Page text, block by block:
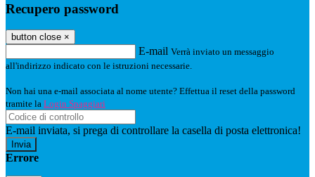
Recupero password
button close ×
E-mail Verrà inviato un messaggio
all'indirizzo indicato con le istruzioni necessarie.
Non hai una e-mail associata al nome utente? Effettua il reset della password
tramite la Login Spaggiari
E-mail inviata, si prega di controllare la casella di posta elettronica!
Errore